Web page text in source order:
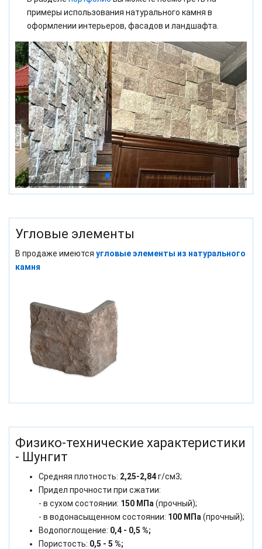
примеры использования натурального камня в
оформлении интерьеров, фасадов и ландшафта.
Угловые элементы
В продаже имеются угловые элементы из натурального
камня
Физико-технические характеристики
- Шунгит
Средняя плотность: 2,25-2,84г/см3;
Придел прочности при сжатии:
- в сухом состоянии: 150 МПа (прочный);
- в водонасыщенном состоянии: 100 МПа (прочный);
Водопоглощение: 0,4 - 0,5 %;
Пористость: 0,5 - 5 %;